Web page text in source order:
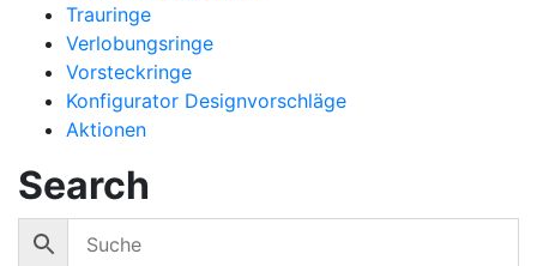
Trauringe
Verlobungsringe
Vorsteckringe
Konfigurator Designvorschläge
Aktionen
Search